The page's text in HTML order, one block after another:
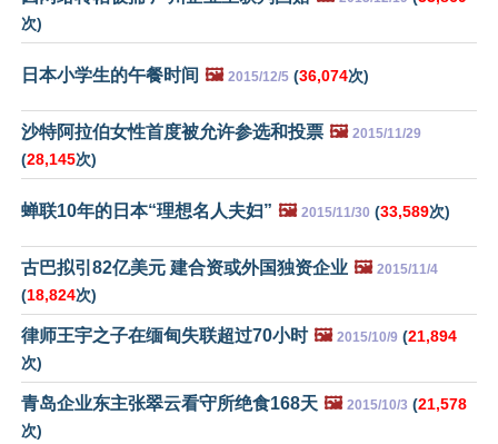
次)
日本小学生的午餐时间 🖼️ 2015/12/5 (36,074次)
沙特阿拉伯女性首度被允许参选和投票 🖼️ 2015/11/29
(28,145次)
蝉联10年的日本“理想名人夫妇” 🖼️ 2015/11/30 (33,589次)
古巴拟引82亿美元 建合资或外国独资企业 🖼️ 2015/11/4
(18,824次)
律师王宇之子在缅甸失联超过70小时 🖼️ 2015/10/9 (21,894
次)
青岛企业东主张翠云看守所绝食168天 🖼️ 2015/10/3 (21,578
次)